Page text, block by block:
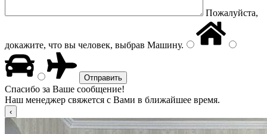
Пожалуйста,
докажите, что вы человек, выбрав Машину.
Спасибо за Ваше сообщение!
Наш менеджер свяжется с Вами в ближайшее время.